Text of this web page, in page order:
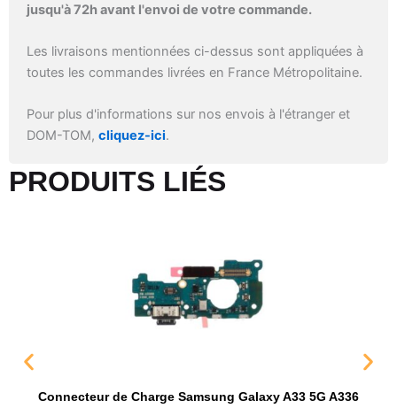
jusqu'à 72h avant l'envoi de votre commande.
Les livraisons mentionnées ci-dessus sont appliquées à
toutes les commandes livrées en France Métropolitaine.
Pour plus d'informations sur nos envois à l'étranger et
DOM-TOM, cliquez-ici.
PRODUITS LIÉS​
Connecteur de Charge Samsung Galaxy A33 5G A336